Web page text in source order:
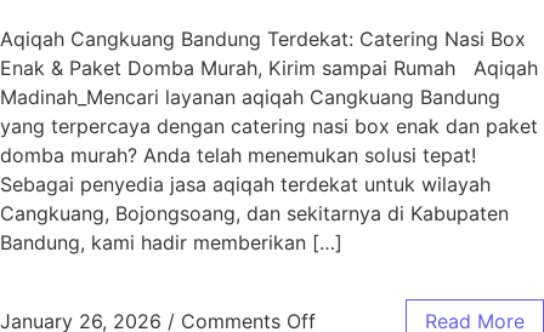
Aqiqah Cangkuang Bandung Terdekat: Catering Nasi Box
Enak & Paket Domba Murah, Kirim sampai Rumah Aqiqah
Madinah_Mencari layanan aqiqah Cangkuang Bandung
yang terpercaya dengan catering nasi box enak dan paket
domba murah? Anda telah menemukan solusi tepat!
Sebagai penyedia jasa aqiqah terdekat untuk wilayah
Cangkuang, Bojongsoang, dan sekitarnya di Kabupaten
Bandung, kami hadir memberikan […]
January 26, 2026 / Comments Off Read More